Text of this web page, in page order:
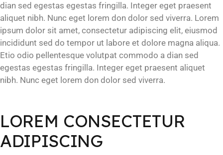
dian sed egestas egestas fringilla. Integer eget praesent
aliquet nibh. Nunc eget lorem don dolor sed viverra. Lorem
ipsum dolor sit amet, consectetur adipiscing elit, eiusmod
incididunt sed do tempor ut labore et dolore magna aliqua.
Etio odio pellentesque volutpat commodo a dian sed
egestas egestas fringilla. Integer eget praesent aliquet
nibh. Nunc eget lorem don dolor sed viverra.
LOREM CONSECTETUR
ADIPISCING